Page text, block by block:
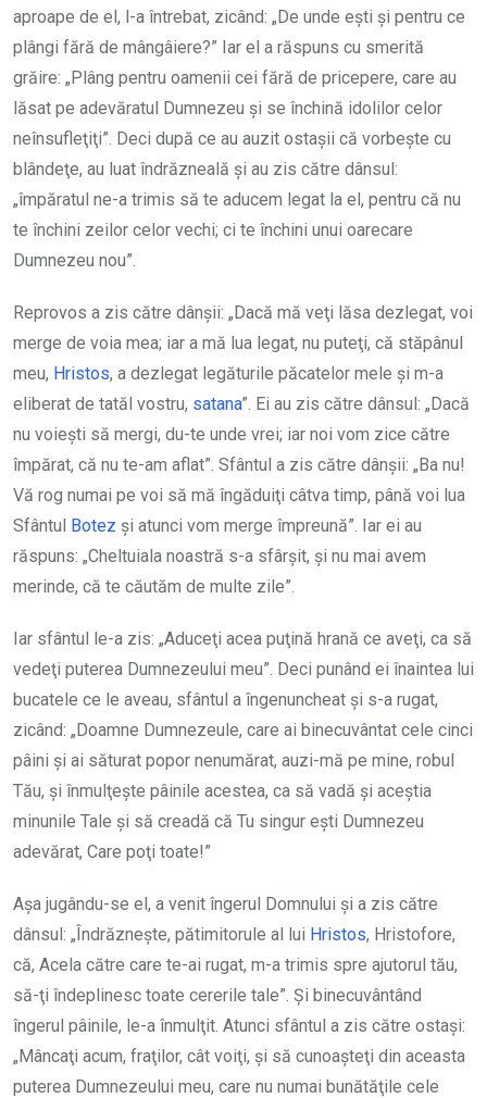
aproape de el, l-a întrebat, zicând: „De unde eşti şi pentru ce
plângi fără de mângâiere?” Iar el a răspuns cu smerită
grăire: „Plâng pentru oamenii cei fără de pricepere, care au
lăsat pe adevăratul Dumnezeu şi se închină idolilor celor
neînsufleţiţi”. Deci după ce au auzit ostaşii că vorbeşte cu
blândeţe, au luat îndrăzneală şi au zis către dânsul:
„împăratul ne-a trimis să te aducem legat la el, pentru că nu
te închini zeilor celor vechi; ci te închini unui oarecare
Dumnezeu nou”.
Reprovos a zis către dânşii: „Dacă mă veţi lăsa dezlegat, voi
merge de voia mea; iar a mă lua legat, nu puteţi, că stăpânul
meu, Hristos, a dezlegat legăturile păcatelor mele şi m-a
eliberat de tatăl vostru, satana”. Ei au zis către dânsul: „Dacă
nu voieşti să mergi, du-te unde vrei; iar noi vom zice către
împărat, că nu te-am aflat”. Sfântul a zis către dânşii: „Ba nu!
Vă rog numai pe voi să mă îngăduiţi câtva timp, până voi lua
Sfântul Botez şi atunci vom merge împreună”. Iar ei au
răspuns: „Cheltuiala noastră s-a sfârşit, şi nu mai avem
merinde, că te căutăm de multe zile”.
Iar sfântul le-a zis: „Aduceţi acea puţină hrană ce aveţi, ca să
vedeţi puterea Dumnezeului meu”. Deci punând ei înaintea lui
bucatele ce le aveau, sfântul a îngenuncheat şi s-a rugat,
zicând: „Doamne Dumnezeule, care ai binecuvântat cele cinci
pâini şi ai săturat popor nenumărat, auzi-mă pe mine, robul
Tău, şi înmulţeşte pâinile acestea, ca să vadă şi aceştia
minunile Tale şi să creadă că Tu singur eşti Dumnezeu
adevărat, Care poţi toate!”
Aşa jugându-se el, a venit îngerul Domnului şi a zis către
dânsul: „Îndrăzneşte, pătimitorule al lui Hristos, Hristofore,
că, Acela către care te-ai rugat, m-a trimis spre ajutorul tău,
să-ţi îndeplinesc toate cererile tale”. Şi binecuvântând
îngerul pâinile, le-a înmulţit. Atunci sfântul a zis către ostaşi:
„Mâncaţi acum, fraţilor, cât voiţi, şi să cunoaşteţi din aceasta
puterea Dumnezeului meu, care nu numai bunătăţile cele